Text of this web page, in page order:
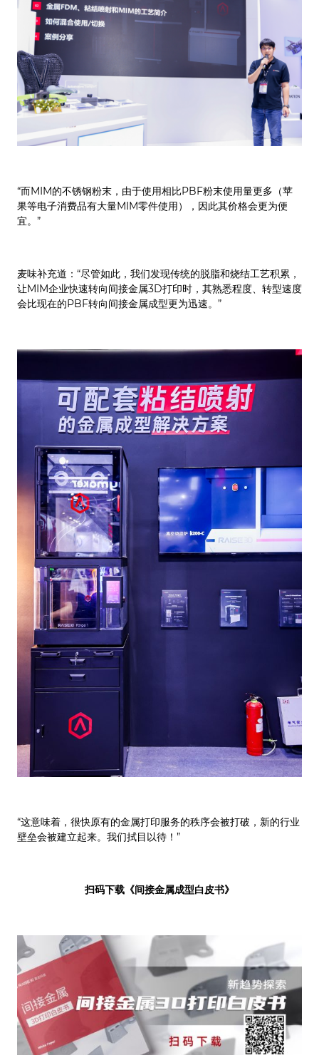
“而MIM的不锈钢粉末，由于使用相比PBF粉末使用量更多（苹
果等电子消费品有大量MIM零件使用），因此其价格会更为便
宜。”
麦味补充道：“尽管如此，我们发现传统的脱脂和烧结工艺积累，
让MIM企业快速转向间接金属3D打印时，其熟悉程度、转型速度
会比现在的PBF转向间接金属成型更为迅速。”
“这意味着，很快原有的金属打印服务的秩序会被打破，新的行业
壁垒会被建立起来。我们拭目以待！”
扫码下载《间接金属成型白皮书》